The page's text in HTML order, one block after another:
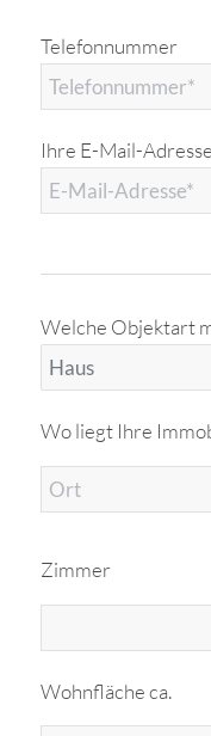
Telefonnummer
Ihre E-Mail-Adresse
Welche Objektart
Wo liegt Ihre
Zimmer
Wohnfläche ca.